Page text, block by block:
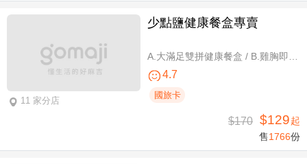
11 家分店
少點鹽健康餐盒專賣
A.大滿足雙拼健康餐盒 / B.雞胸即食包三入 / C.雞胸即食包超值組六入
4.7
國旅卡
$170 $129起
售1766份